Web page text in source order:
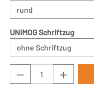
UNIMOG Schriftzug
Produkt Anzahl: